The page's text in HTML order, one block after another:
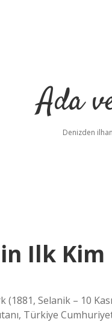
Ada
Denizden
Ilk Kim
Selanik – 10
Türkiye